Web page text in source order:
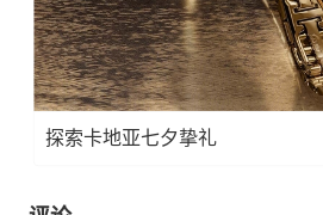
探索卡地亚七夕挚礼